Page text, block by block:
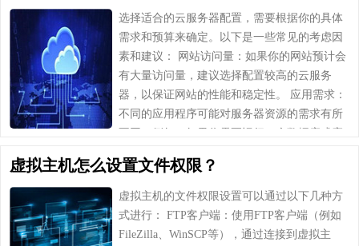
选择适合的云服务器配置，需要根据你的具体
需求和预算来确定。以下是一些常见的考虑因
素和建议： 网站访问量：如果你的网站预计会
有大量访问量，建议选择配置较高的云服务
器，以保证网站的性能和稳定性。 应用需求：
不同的应用程序可能对服务器资源的需求有所
不同。例如，如果你需要运行一个数据库或应
数据存……
虚拟主机怎么设置文件权限？
虚拟主机的文件权限设置可以通过以下几种方
式进行： FTP客户端：使用FTP客户端（例如
FileZilla、WinSCP等），通过连接到虚拟主